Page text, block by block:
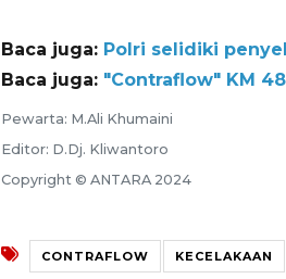
Baca juga: Polri selidiki
Baca juga: "Contraflow" KM
Pewarta: M.Ali Khumaini
Editor: D.Dj. Kliwantoro
Copyright © ANTARA 2024
CONTRAFLOW KECELAKAAN